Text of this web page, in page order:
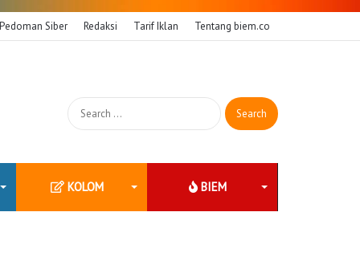
Pedoman Siber Redaksi Tarif Iklan Tentang biem.co
Search
for:
KOLOM BIEM